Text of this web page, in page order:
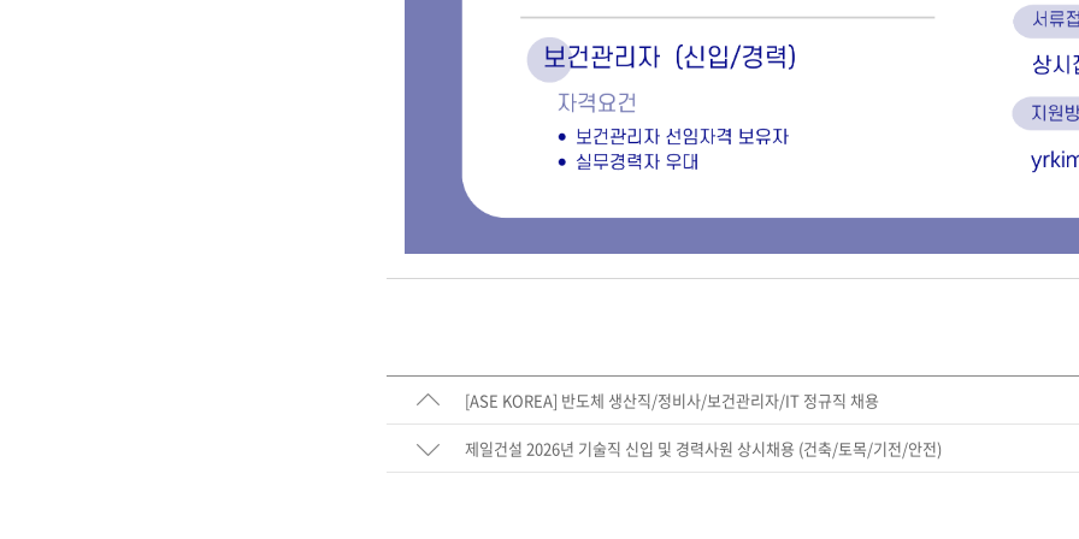
[ASE KOREA] 반도체 생산직/정비사/보건관리자/IT 정규직 채용
제일건설 2026년 기술직 신입 및 경력사원 상시채용 (건축/토목/기전/안전)